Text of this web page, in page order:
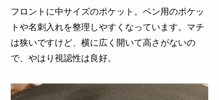
フロントに中サイズのポケット。ペン用のポケッ
トや名刺入れを整理しやすくなっています。マチ
は狭いですけど、横に広く開いて高さがないの
で、やはり視認性は良好。